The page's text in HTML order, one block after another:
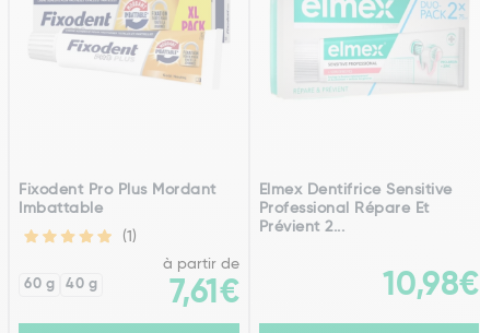
Fixodent Pro Plus Mordant
Imbattable
(1)
60 g 40 g
à partir de
7,61€
Elmex Dentifrice Sensitive
Professional Répare Et
Prévient 2...
10,98€